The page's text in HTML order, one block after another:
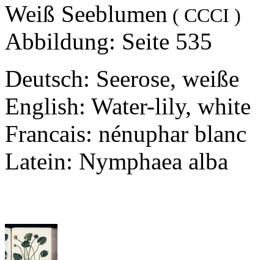
Weiß Seeblumen ( CCCI )
Abbildung: Seite 535
Deutsch: Seerose, weiße
English: Water-lily, white
Francais: nénuphar blanc
Latein: Nymphaea alba